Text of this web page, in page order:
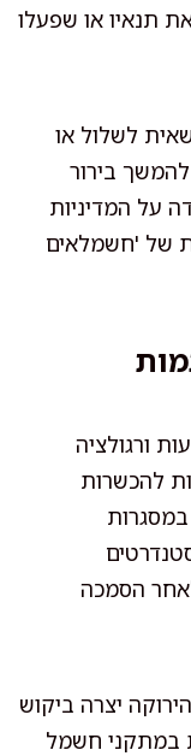
תנאיו או שפעלו
לשלול או
בירור
על המדיניות
של 'חשמלאים
ורגולציה
להכשרות
הסמכה
יצרה ביקוש
במתקני חשמל